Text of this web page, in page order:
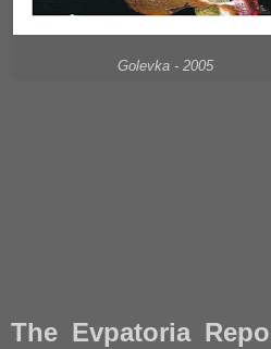
Golevka - 2005
The Evpatoria